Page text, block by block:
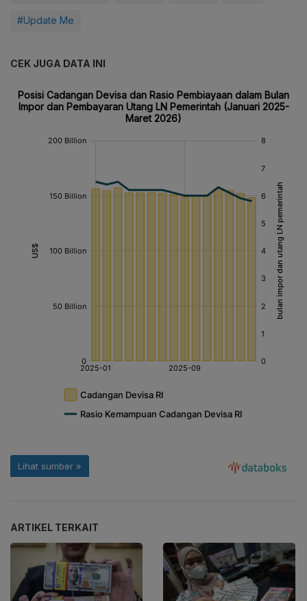
#Update Me
CEK JUGA DATA INI
ARTIKEL TERKAIT